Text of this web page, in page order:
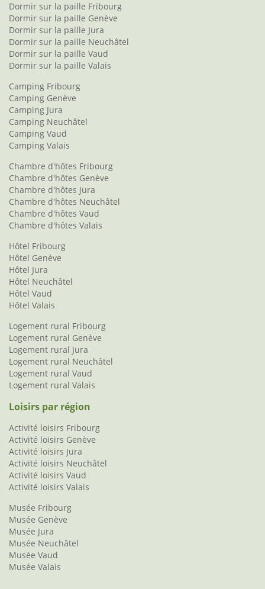
Dormir sur la paille Fribourg
Dormir sur la paille Genève
Dormir sur la paille Jura
Dormir sur la paille Neuchâtel
Dormir sur la paille Vaud
Dormir sur la paille Valais
Camping Fribourg
Camping Genève
Camping Jura
Camping Neuchâtel
Camping Vaud
Camping Valais
Chambre d'hôtes Fribourg
Chambre d'hôtes Genève
Chambre d'hôtes Jura
Chambre d'hôtes Neuchâtel
Chambre d'hôtes Vaud
Chambre d'hôtes Valais
Hôtel Fribourg
Hôtel Genève
Hôtel Jura
Hôtel Neuchâtel
Hôtel Vaud
Hôtel Valais
Logement rural Fribourg
Logement rural Genève
Logement rural Jura
Logement rural Neuchâtel
Logement rural Vaud
Logement rural Valais
Loisirs par région
Activité loisirs Fribourg
Activité loisirs Genève
Activité loisirs Jura
Activité loisirs Neuchâtel
Activité loisirs Vaud
Activité loisirs Valais
Musée Fribourg
Musée Genève
Musée Jura
Musée Neuchâtel
Musée Vaud
Musée Valais